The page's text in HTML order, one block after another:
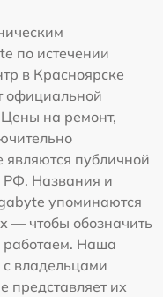
по истечении
в Красноярске
официальной
Цены на ремонт,
являются публичной
РФ. Названия и
упоминаются
— чтобы обозначить
работаем. Наша
владельцами
представляет их